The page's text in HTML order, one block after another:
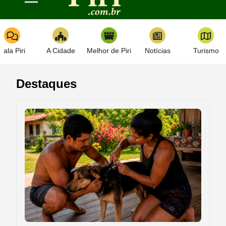
Toggle navigation
Piri A Cidade Melhor de Piri Notícias Turismo
Destaques